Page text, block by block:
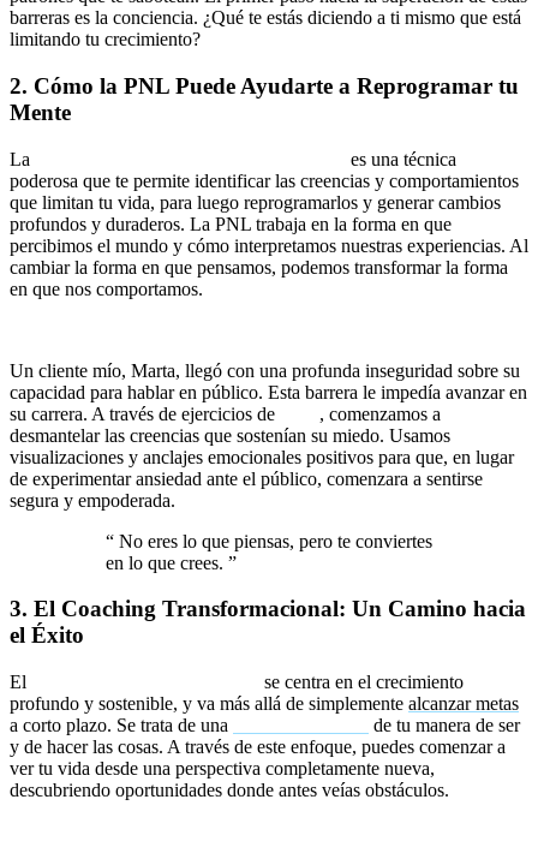
barreras es la conciencia. ¿Qué te estás diciendo a ti mismo que está
limitando tu crecimiento?
2. Cómo la PNL Puede Ayudarte a Reprogramar tu
Mente
La
es una técnica
poderosa que te permite identificar las creencias y comportamientos
que limitan tu vida, para luego reprogramarlos y generar cambios
profundos y duraderos. La PNL trabaja en la forma en que
percibimos el mundo y cómo interpretamos nuestras experiencias. Al
cambiar la forma en que pensamos, podemos transformar la forma
en que nos comportamos.
Un cliente mío, Marta, llegó con una profunda inseguridad sobre su
capacidad para hablar en público. Esta barrera le impedía avanzar en
su carrera. A través de ejercicios de
, comenzamos a
desmantelar las creencias que sostenían su miedo. Usamos
visualizaciones y anclajes emocionales positivos para que, en lugar
de experimentar ansiedad ante el público, comenzara a sentirse
segura y empoderada.
“ No eres lo que piensas, pero te conviertes
en lo que crees. ”
3. El Coaching Transformacional: Un Camino hacia
el Éxito
El
se centra en el crecimiento
profundo y sostenible, y va más allá de simplemente alcanzar metas
a corto plazo. Se trata de una
de tu manera de ser
y de hacer las cosas. A través de este enfoque, puedes comenzar a
ver tu vida desde una perspectiva completamente nueva,
descubriendo oportunidades donde antes veías obstáculos.